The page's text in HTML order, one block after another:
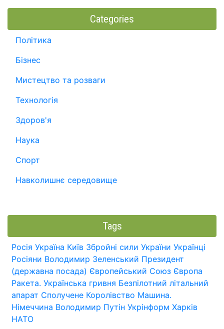
Categories
Політика
Бізнес
Мистецтво та розваги
Технологія
Здоров'я
Наука
Спорт
Навколишнє середовище
Tags
Росія Україна Київ Збройні сили України Українці
Росіяни Володимир Зеленський Президент
(державна посада) Європейський Союз Європа
Ракета. Українська гривня Безпілотний літальний
апарат Сполучене Королівство Машина.
Німеччина Володимир Путін Укрінформ Харків
НАТО